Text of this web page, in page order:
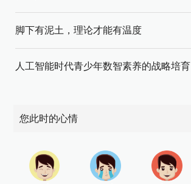
脚下有泥土，理论才能有温度
人工智能时代青少年数智素养的战略培育
您此时的心情